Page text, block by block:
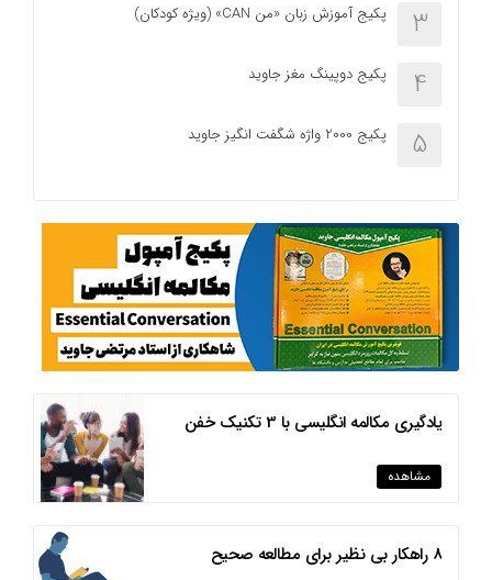
3 پکیج آموزش زبان «من CAN» (ویژه کودکان)
4 پکیج دوپینگ مغز جاوید
5 پکیج 2000 واژه شگفت انگیز جاوید
یادگیری مکالمه انگلیسی با 3 تکنیک خفن
مشاهده
8 راهکار بی نظیر برای مطالعه صحیح